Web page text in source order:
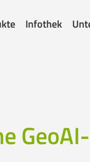
Infothek